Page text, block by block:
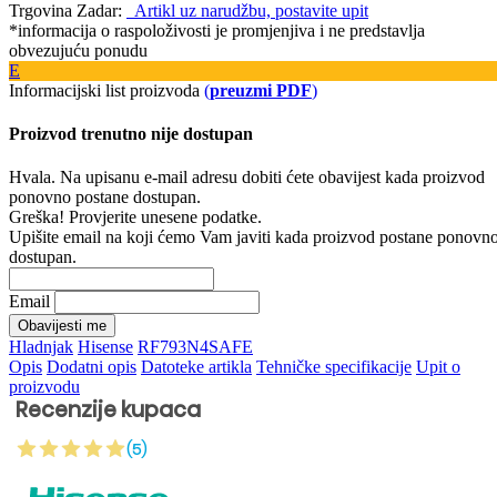
Trgovina Zadar:
Artikl uz narudžbu, postavite upit
*informacija o raspoloživosti je promjenjiva i ne predstavlja
obvezujuću ponudu
E
Informacijski list proizvoda (preuzmi PDF)
Proizvod trenutno nije dostupan
Hvala. Na upisanu e-mail adresu dobiti ćete obavijest kada proizvod
ponovno postane dostupan.
Greška! Provjerite unesene podatke.
Upišite email na koji ćemo Vam javiti kada proizvod postane
dostupan.
Email
Obavijesti me
Hladnjak Hisense RF793N4SAFE
Opis Dodatni opis Datoteke artikla Tehničke specifikacije Upit o
proizvodu
Recenzije kupaca
(5)